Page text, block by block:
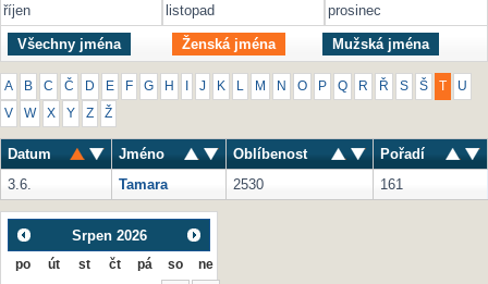
říjen
listopad prosinec
Všechny jména Ženská jména Mužská jména
A B C Č D E F G H J K M N O P Q R Ř S Š U
V W X Y Z Ž
Datum Jméno Oblíbenost
Pořadí
3.6.
Tamara 2530 161
Srpen 2026
po út st čt pá so ne